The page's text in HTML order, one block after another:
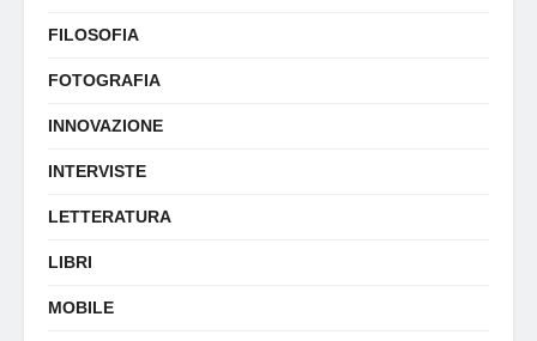
FILOSOFIA
FOTOGRAFIA
INNOVAZIONE
INTERVISTE
LETTERATURA
LIBRI
MOBILE